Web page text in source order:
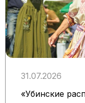
31.07.2026
«Убинские